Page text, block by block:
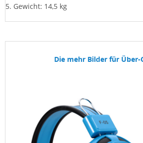
5. Gewicht: 14,5 kg
Die mehr Bilder für